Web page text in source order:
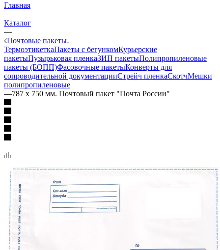
Главная
—
Каталог
—
Почтовые пакеты
ТермоэтикеткаПакеты с бегункомКурьерские
пакетыПузырьковая пленкаЗИП пакетыПолипропиленовые
пакеты (БОПП)Фасовочные пакетыКонверты для
сопроводительной документацииСтрейч пленкаСкотчМешки
полипропиленовые
—787 х 750 мм. Почтовый пакет "Почта России"